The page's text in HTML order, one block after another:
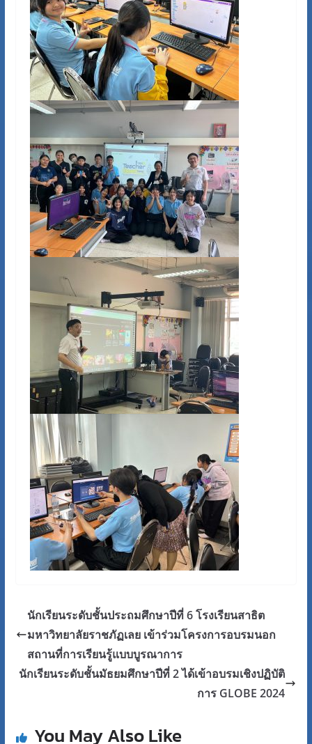
นักเรียนระดับชั้นประถมศึกษาปีที่ 6 โรงเรียนสาธิต
มหาวิทยาลัยราชภัฏเลย เข้าร่วมโครงการอบรมนอก
สถานที่การเรียนรู้แบบบูรณาการ
นักเรียนระดับชั้นมัธยมศึกษาปีที่ 2 ได้เข้าอบรมเชิงปฏิบัติ
การ GLOBE 2024
You May Also Like